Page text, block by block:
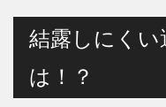
結露しにく
は！？